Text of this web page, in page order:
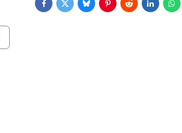
Facebook
TwitterBlueskyPinterest
RedditLinkedIn